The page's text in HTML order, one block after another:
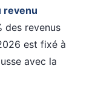
revenu
des revenus
est fixé à
avec la